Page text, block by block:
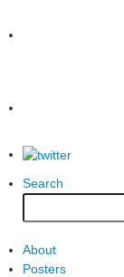
Search
About
Posters